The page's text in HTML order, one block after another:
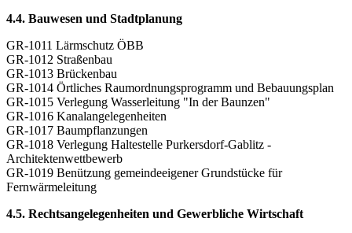
4.4. Bauwesen und Stadtplanung
GR-1011 Lärmschutz ÖBB
GR-1012 Straßenbau
GR-1013 Brückenbau
GR-1014 Örtliches Raumordnungsprogramm und Bebauungsplan
GR-1015 Verlegung Wasserleitung "In der Baunzen"
GR-1016 Kanalangelegenheiten
GR-1017 Baumpflanzungen
GR-1018 Verlegung Haltestelle Purkersdorf-Gablitz -
Architektenwettbewerb
GR-1019 Benützung gemeindeeigener Grundstücke für
Fernwärmeleitung
4.5. Rechtsangelegenheiten und Gewerbliche Wirtschaft